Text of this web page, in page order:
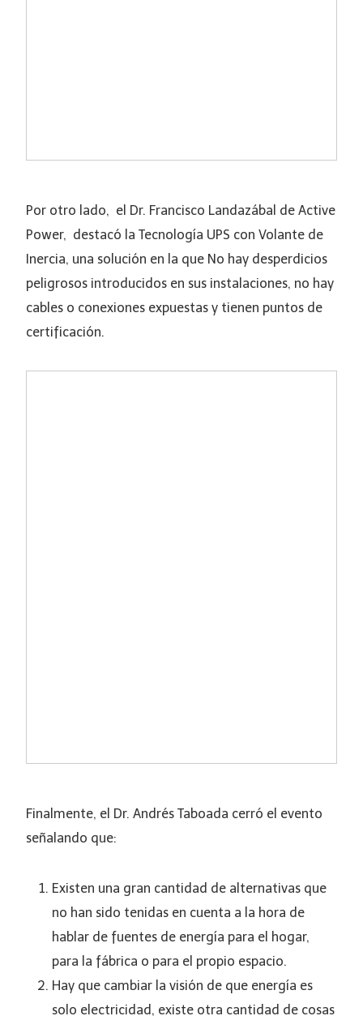
Por otro lado, el Dr. Francisco Landazábal de Active
Power, destacó la Tecnología UPS con Volante de
Inercia, una solución en la que No hay desperdicios
peligrosos introducidos en sus instalaciones, no hay
cables o conexiones expuestas y tienen puntos de
certificación.
Finalmente, el Dr. Andrés Taboada cerró el evento
señalando que:
Existen una gran cantidad de alternativas que
no han sido tenidas en cuenta a la hora de
hablar de fuentes de energía para el hogar,
para la fábrica o para el propio espacio.
Hay que cambiar la visión de que energía es
solo electricidad, existe otra cantidad de cosas